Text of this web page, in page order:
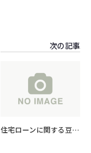
次の記事
住宅ローンに関する豆知